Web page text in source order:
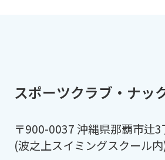
スポーツクラブ・ナッ
〒900-0037 沖縄県那覇市辻
(波之上スイミングスクール